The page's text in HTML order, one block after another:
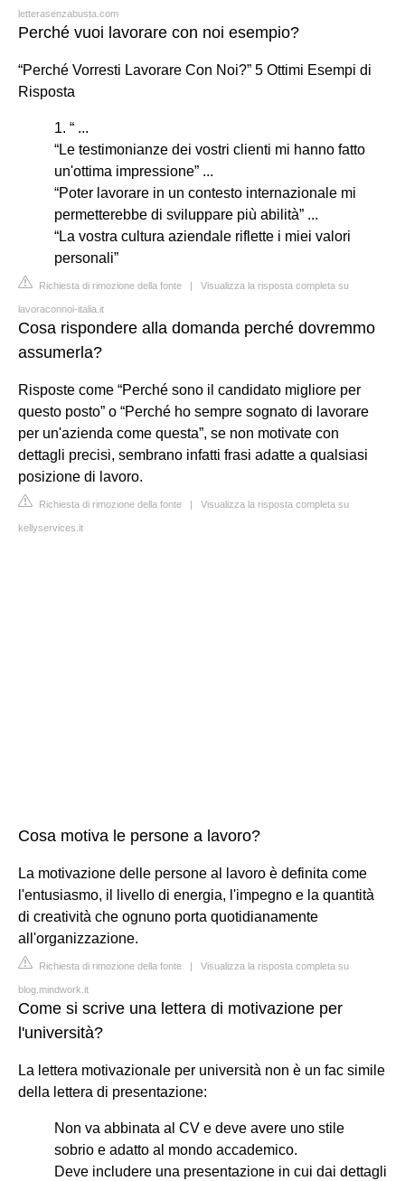
letterasenzabusta.com
Perché vuoi lavorare con noi esempio?
“Perché Vorresti Lavorare Con Noi?” 5 Ottimi Esempi di
Risposta
1. “ ...
“Le testimonianze dei vostri clienti mi hanno fatto
un'ottima impressione” ...
“Poter lavorare in un contesto internazionale mi
permetterebbe di sviluppare più abilità” ...
“La vostra cultura aziendale riflette i miei valori
personali”
Richiesta di rimozione della fonte | Visualizza la risposta completa su
lavoraconnoi-italia.it
Cosa rispondere alla domanda perché dovremmo
assumerla?
Risposte come “Perché sono il candidato migliore per
questo posto” o “Perché ho sempre sognato di lavorare
per un'azienda come questa”, se non motivate con
dettagli precisi, sembrano infatti frasi adatte a qualsiasi
posizione di lavoro.
Richiesta di rimozione della fonte | Visualizza la risposta completa su
kellyservices.it
Cosa motiva le persone a lavoro?
La motivazione delle persone al lavoro è definita come
l'entusiasmo, il livello di energia, l'impegno e la quantità
di creatività che ognuno porta quotidianamente
all'organizzazione.
Richiesta di rimozione della fonte | Visualizza la risposta completa su
blog.mindwork.it
Come si scrive una lettera di motivazione per
l'università?
La lettera motivazionale per università non è un fac simile
della lettera di presentazione:
Non va abbinata al CV e deve avere uno stile
sobrio e adatto al mondo accademico.
Deve includere una presentazione in cui dai dettagli